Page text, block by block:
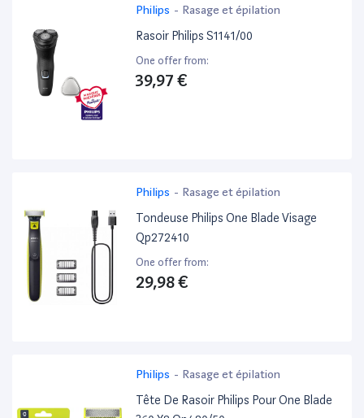
Philips - Rasage et épilation
Rasoir Philips S1141/00
One offer from:
39,97 €
Philips - Rasage et épilation
Tondeuse Philips One Blade Visage
Qp272410
One offer from:
29,98 €
Philips - Rasage et épilation
Tête De Rasoir Philips Pour One Blade